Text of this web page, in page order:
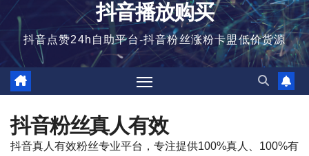
容
抖音播放购买
抖音点赞24h自助平台-抖音粉丝涨粉卡盟低价货源
抖音粉丝真人有效
抖音真人有效粉丝专业平台，专注提供100%真人、100%有